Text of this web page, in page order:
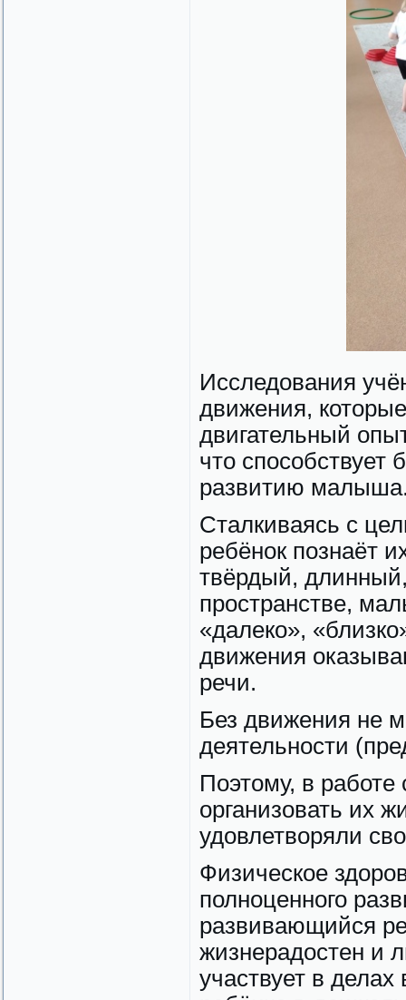
Исследования
движения,
двигательный
что способствует
развитию
Сталкиваясь с
ребёнок познаёт
твёрдый,
пространстве,
«далеко»,
движения
речи.
Без движения не
деятельности
Поэтому, в
организовать их
удовлетворяли
Физическое
полноценного
развивающийся
жизнерадостен и
участвует в